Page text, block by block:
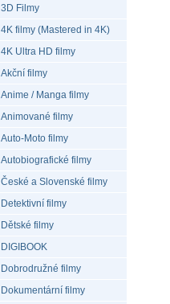
3D Filmy
4K filmy (Mastered in 4K)
4K Ultra HD filmy
Akční filmy
Anime / Manga filmy
Animované filmy
Auto-Moto filmy
Autobiografické filmy
České a Slovenské filmy
Detektivní filmy
Dětské filmy
DIGIBOOK
Dobrodružné filmy
Dokumentární filmy